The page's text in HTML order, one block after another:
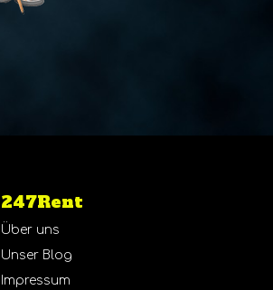
247Rent
Über uns
Unser Blog
Impressum